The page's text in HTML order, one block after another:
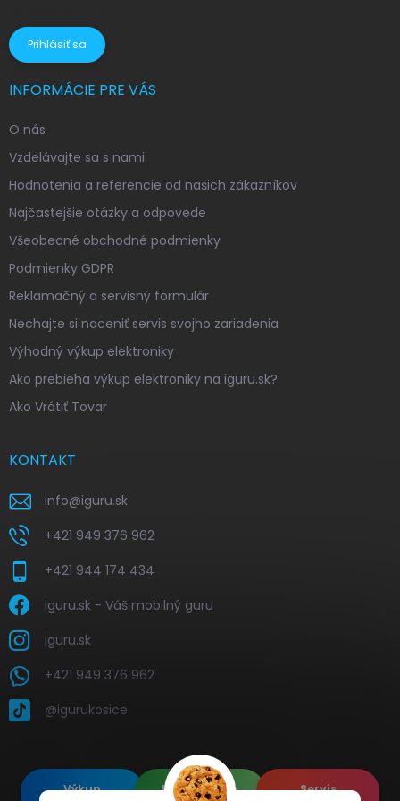
Prihlásiť sa
INFORMÁCIE PRE VÁS
O nás
Vzdelávajte sa s nami
Hodnotenia a referencie od našich zákazníkov
Najčastejšie otázky a odpovede
Všeobecné obchodné podmienky
Podmienky GDPR
Reklamačný a servisný formulár
Nechajte si naceniť servis svojho zariadenia
Výhodný výkup elektroniky
Ako prebieha výkup elektroniky na iguru.sk?
Ako Vrátiť Tovar
KONTAKT
info@iguru.sk
+421 949 376 962
+421 944 174 434
iguru.sk - Váš mobilný guru
iguru.sk
+421 949 376 962
@igurukosice
Výkup
Renovované
Servis